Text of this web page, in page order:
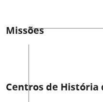
Missões
Centros de História